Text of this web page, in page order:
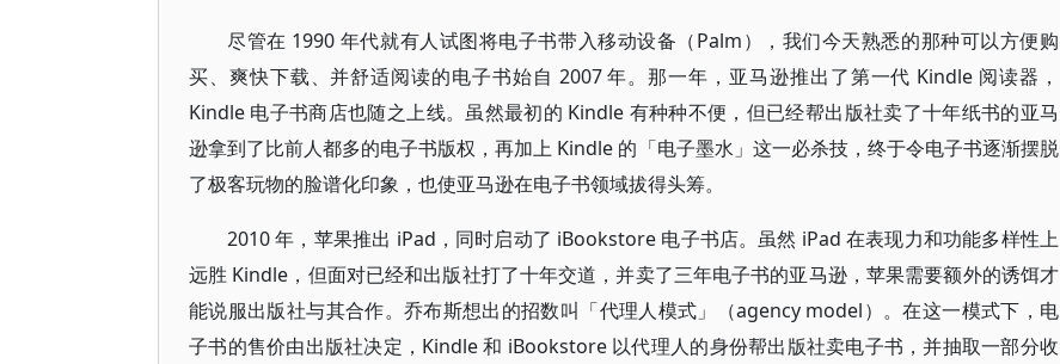
尽管在 1990 年代就有人试图将电子书带入移动设备（Palm），我们今天熟悉的那种可以方便购
买、爽快下载、并舒适阅读的电子书始自 2007 年。那一年，亚马逊推出了第一代 Kindle 阅读器，
Kindle 电子书商店也随之上线。虽然最初的 Kindle 有种种不便，但已经帮出版社卖了十年纸书的亚马
逊拿到了比前人都多的电子书版权，再加上 Kindle 的「电子墨水」这一必杀技，终于令电子书逐渐摆脱
了极客玩物的脸谱化印象，也使亚马逊在电子书领域拔得头筹。
2010 年，苹果推出 iPad，同时启动了 iBookstore 电子书店。虽然 iPad 在表现力和功能多样性上
远胜 Kindle，但面对已经和出版社打了十年交道，并卖了三年电子书的亚马逊，苹果需要额外的诱饵才
能说服出版社与其合作。乔布斯想出的招数叫「代理人模式」（agency model）。在这一模式下，电
子书的售价由出版社决定，Kindle 和 iBookstore 以代理人的身份帮出版社卖电子书，并抽取一部分收